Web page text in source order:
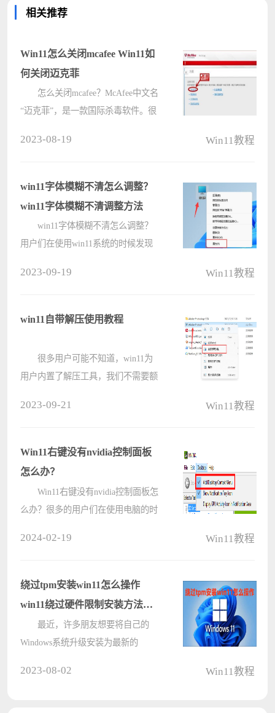
相关推荐
Win11怎么关闭mcafee Win11如
何关闭迈克菲
怎么关闭mcafee？McAfee中文名
“迈克菲”，是一款国际杀毒软件。很
呢？小编给大家分享介绍下M????
2023-08-19 Win11教程
win11字体模糊不清怎么调整？
win11字体模糊不清调整方法
win11字体模糊不清怎么调整？
用户们在使用win11系统的时候发现
调整方法吧。 win11字体模糊不
2023-09-19 Win11教程
win11自带解压使用教程
很多用户可能不知道，win11为
用户内置了解压工具，我们不需要额
就可以了。 win11自带解压在
哪：????
2023-09-21 Win11教程
Win11右键没有nvidia控制面板
怎么办？
Win11右键没有nvidia控制面板怎
么办？很多的用户们在使用电脑的时
么办？下面就让本站来为用户们来仔
细的????
2024-02-19 Win11教程
绕过tpm安装win11怎么操作
win11绕过硬件限制安装方法介
最近，许多朋友想要将自己的
Windows系统升级安装为最新的
2023-08-02 Win11教程